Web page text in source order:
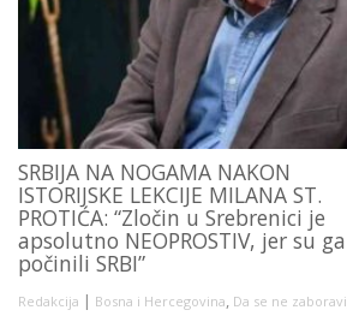
SRBIJA NA NOGAMA NAKON
ISTORIJSKE LEKCIJE MILANA ST.
PROTIĆA: “Zločin u Srebrenici je
apsolutno NEOPROSTIV, jer su ga
počinili SRBI”
Redakcija | Bosna i Hercegovina, Da se ne zaboravi